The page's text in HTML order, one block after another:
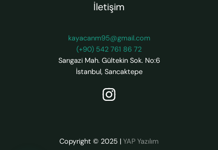
İletişim
kayacanm95@gmail.com
(+90) 542 761 86 72
Sarıgazi Mah. Gültekin Sok. No:6
İstanbul, Sancaktepe
Copyright © 2025 | YAP Yazılım